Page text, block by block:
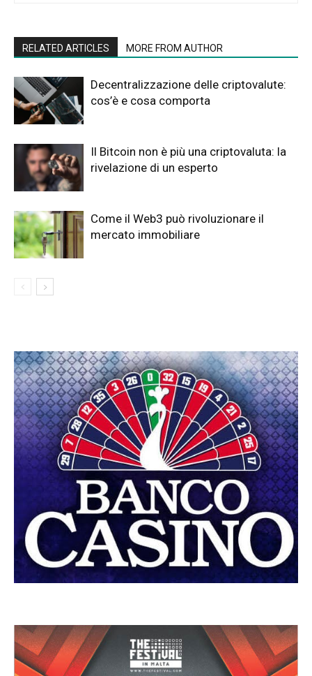
RELATED ARTICLES MORE FROM AUTHOR
Decentralizzazione delle criptovalute:
cos’è e cosa comporta
Il Bitcoin non è più una criptovaluta: la
rivelazione di un esperto
Come il Web3 può rivoluzionare il
mercato immobiliare